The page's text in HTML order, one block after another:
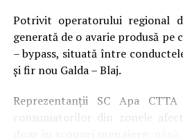
Potrivit operatorului regional
generată de o avarie produsă pe
– bypass, situată între
și fir nou Galda – Blaj.
Reprezentanții SC Apa
consumatorilor din zonele